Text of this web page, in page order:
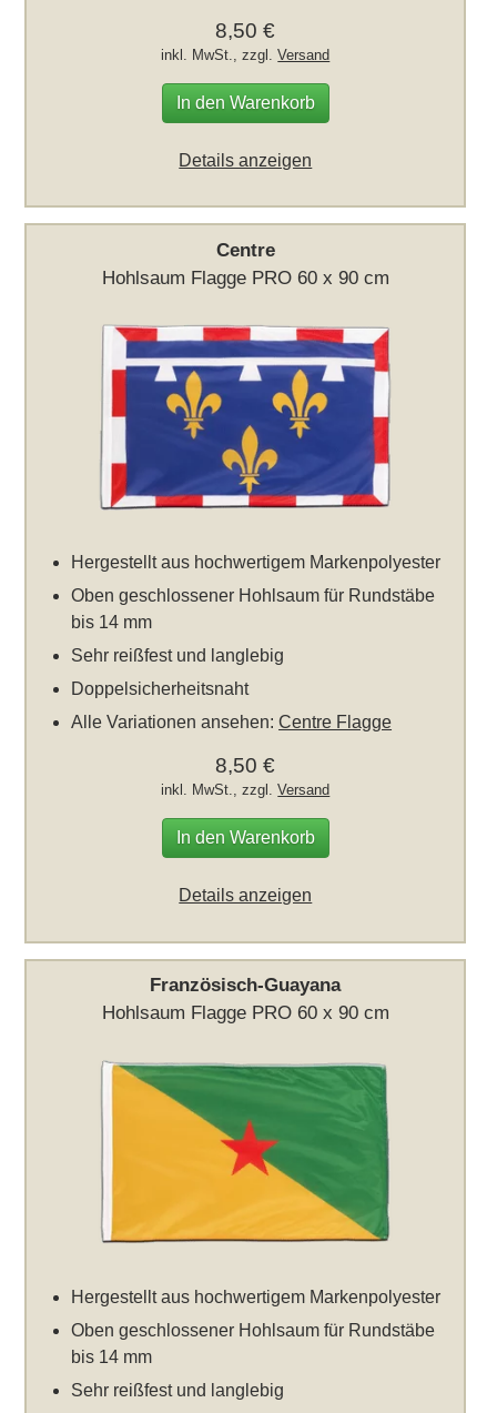
8,50 €
inkl. MwSt., zzgl.Versand
In den Warenkorb
Details anzeigen
Centre
Hohlsaum Flagge PRO 60 x 90 cm
Hergestellt aus hochwertigem Markenpolyester
Oben geschlossener Hohlsaum für Rundstäbe
bis 14 mm
Sehr reißfest und langlebig
Doppelsicherheitsnaht
Alle Variationen ansehen:Centre Flagge
8,50 €
inkl. MwSt., zzgl.Versand
In den Warenkorb
Details anzeigen
Französisch-Guayana
Hohlsaum Flagge PRO 60 x 90 cm
Hergestellt aus hochwertigem Markenpolyester
Oben geschlossener Hohlsaum für Rundstäbe
bis 14 mm
Sehr reißfest und langlebig